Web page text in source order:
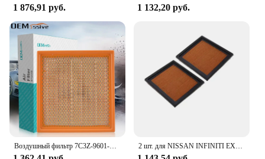
1 876,91 руб. 1 132,20 руб.